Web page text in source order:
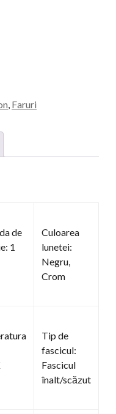
Faruri
de
1
Culoarea
lunetei:
Negru,
Crom
Tip de
fascicul:
Fascicul
înalt/scăzut